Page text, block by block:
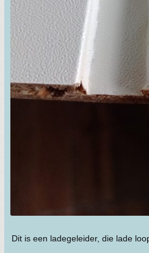
Dit is een ladegeleider, die lade